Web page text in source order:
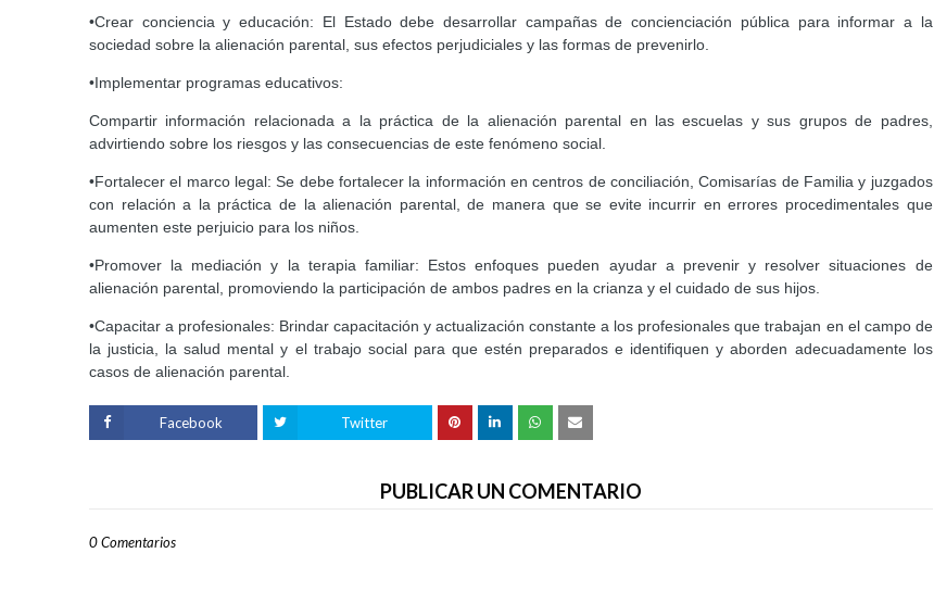
•Crear conciencia y educación: El Estado debe desarrollar campañas de concienciación pública para informar a la
sociedad sobre la alienación parental, sus efectos perjudiciales y las formas de prevenirlo.
•Implementar programas educativos:
Compartir información relacionada a la práctica de la alienación parental en las escuelas y sus grupos de padres,
advirtiendo sobre los riesgos y las consecuencias de este fenómeno social.
•Fortalecer el marco legal: Se debe fortalecer la información en centros de conciliación, Comisarías de Familia y juzgados
con relación a la práctica de la alienación parental, de manera que se evite incurrir en errores procedimentales que
aumenten este perjuicio para los niños.
•Promover la mediación y la terapia familiar: Estos enfoques pueden ayudar a prevenir y resolver situaciones de
alienación parental, promoviendo la participación de ambos padres en la crianza y el cuidado de sus hijos.
•Capacitar a profesionales: Brindar capacitación y actualización constante a los profesionales que trabajan en el campo de
la justicia, la salud mental y el trabajo social para que estén preparados e identifiquen y aborden adecuadamente los
casos de alienación parental.
Facebook Twitter
PUBLICAR UN COMENTARIO
0 Comentarios